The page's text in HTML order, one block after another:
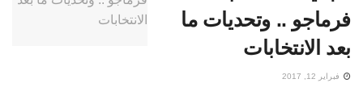
فرماجو .. وتحديات ما
بعد الانتخابات
فبراير 12, 2017